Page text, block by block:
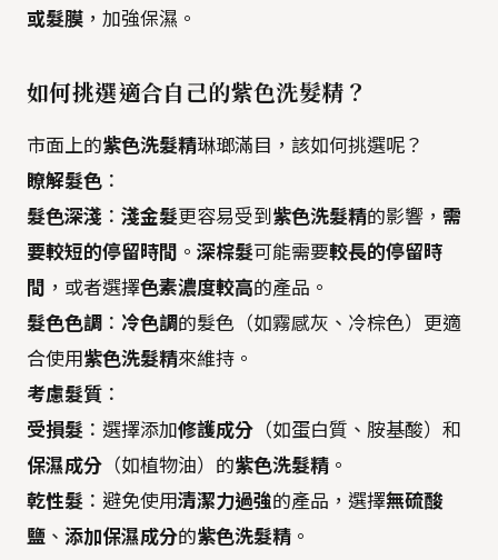
或髮膜 ，加強保濕。
如何挑選適合自己的紫色洗髮精 ？
市面上的紫色洗髮精琳瑯滿目，該如何挑選呢？
瞭解髮色 ：
髮色深淺 ： 淺金髮更容易受到 紫色洗髮精的影響， 需
要較短的停留時間 。 深棕髮可能需要較長的停留時
間 ，或者選擇色素濃度較高的產品。
髮色色調 ： 冷色調的髮色（如霧感灰、冷棕色）更適
合使用 紫色洗髮精來維持。
考慮髮質 ：
受損髮 ：選擇添加修護成分 （如蛋白質、胺基酸）和
保濕成分 （如植物油）的紫色洗髮精 。
乾性髮 ：避免使用清潔力過強的產品，選擇無硫酸
鹽 、 添加保濕成分的紫色洗髮精 。